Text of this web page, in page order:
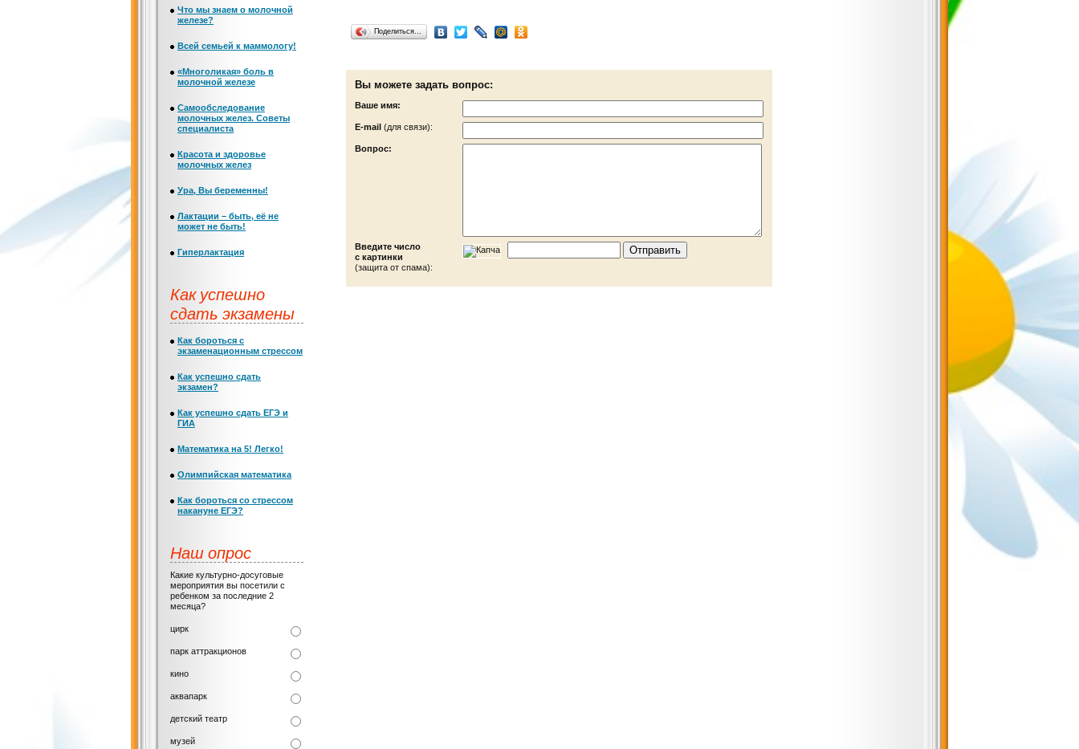
Поделиться…
Вы можете задать вопрос:
Ваше имя:
Е-mail (для связи):
Вопрос:
Введите число
с картинки
(защита от спама):
Что мы знаем о молочной
железе?
Всей семьей к маммологу!
«Многоликая» боль в
молочной железе
Самообследование
молочных желез. Советы
специалиста
Красота и здоровье
молочных желез
Ура, Вы беременны!
Лактации – быть, её не
может не быть!
Гиперлактация
Как успешно
сдать экзамены
Как бороться с
экзаменационным стрессом
Как успешно сдать
экзамен?
Как успешно сдать ЕГЭ и
ГИА
Математика на 5! Легко!
Олимпийская математика
Как бороться со стрессом
накануне ЕГЭ?
Наш опрос
Какие культурно-досуговые
мероприятия вы посетили с
ребенком за последние 2
месяца?
цирк
парк аттракционов
кино
аквапарк
детский театр
музей